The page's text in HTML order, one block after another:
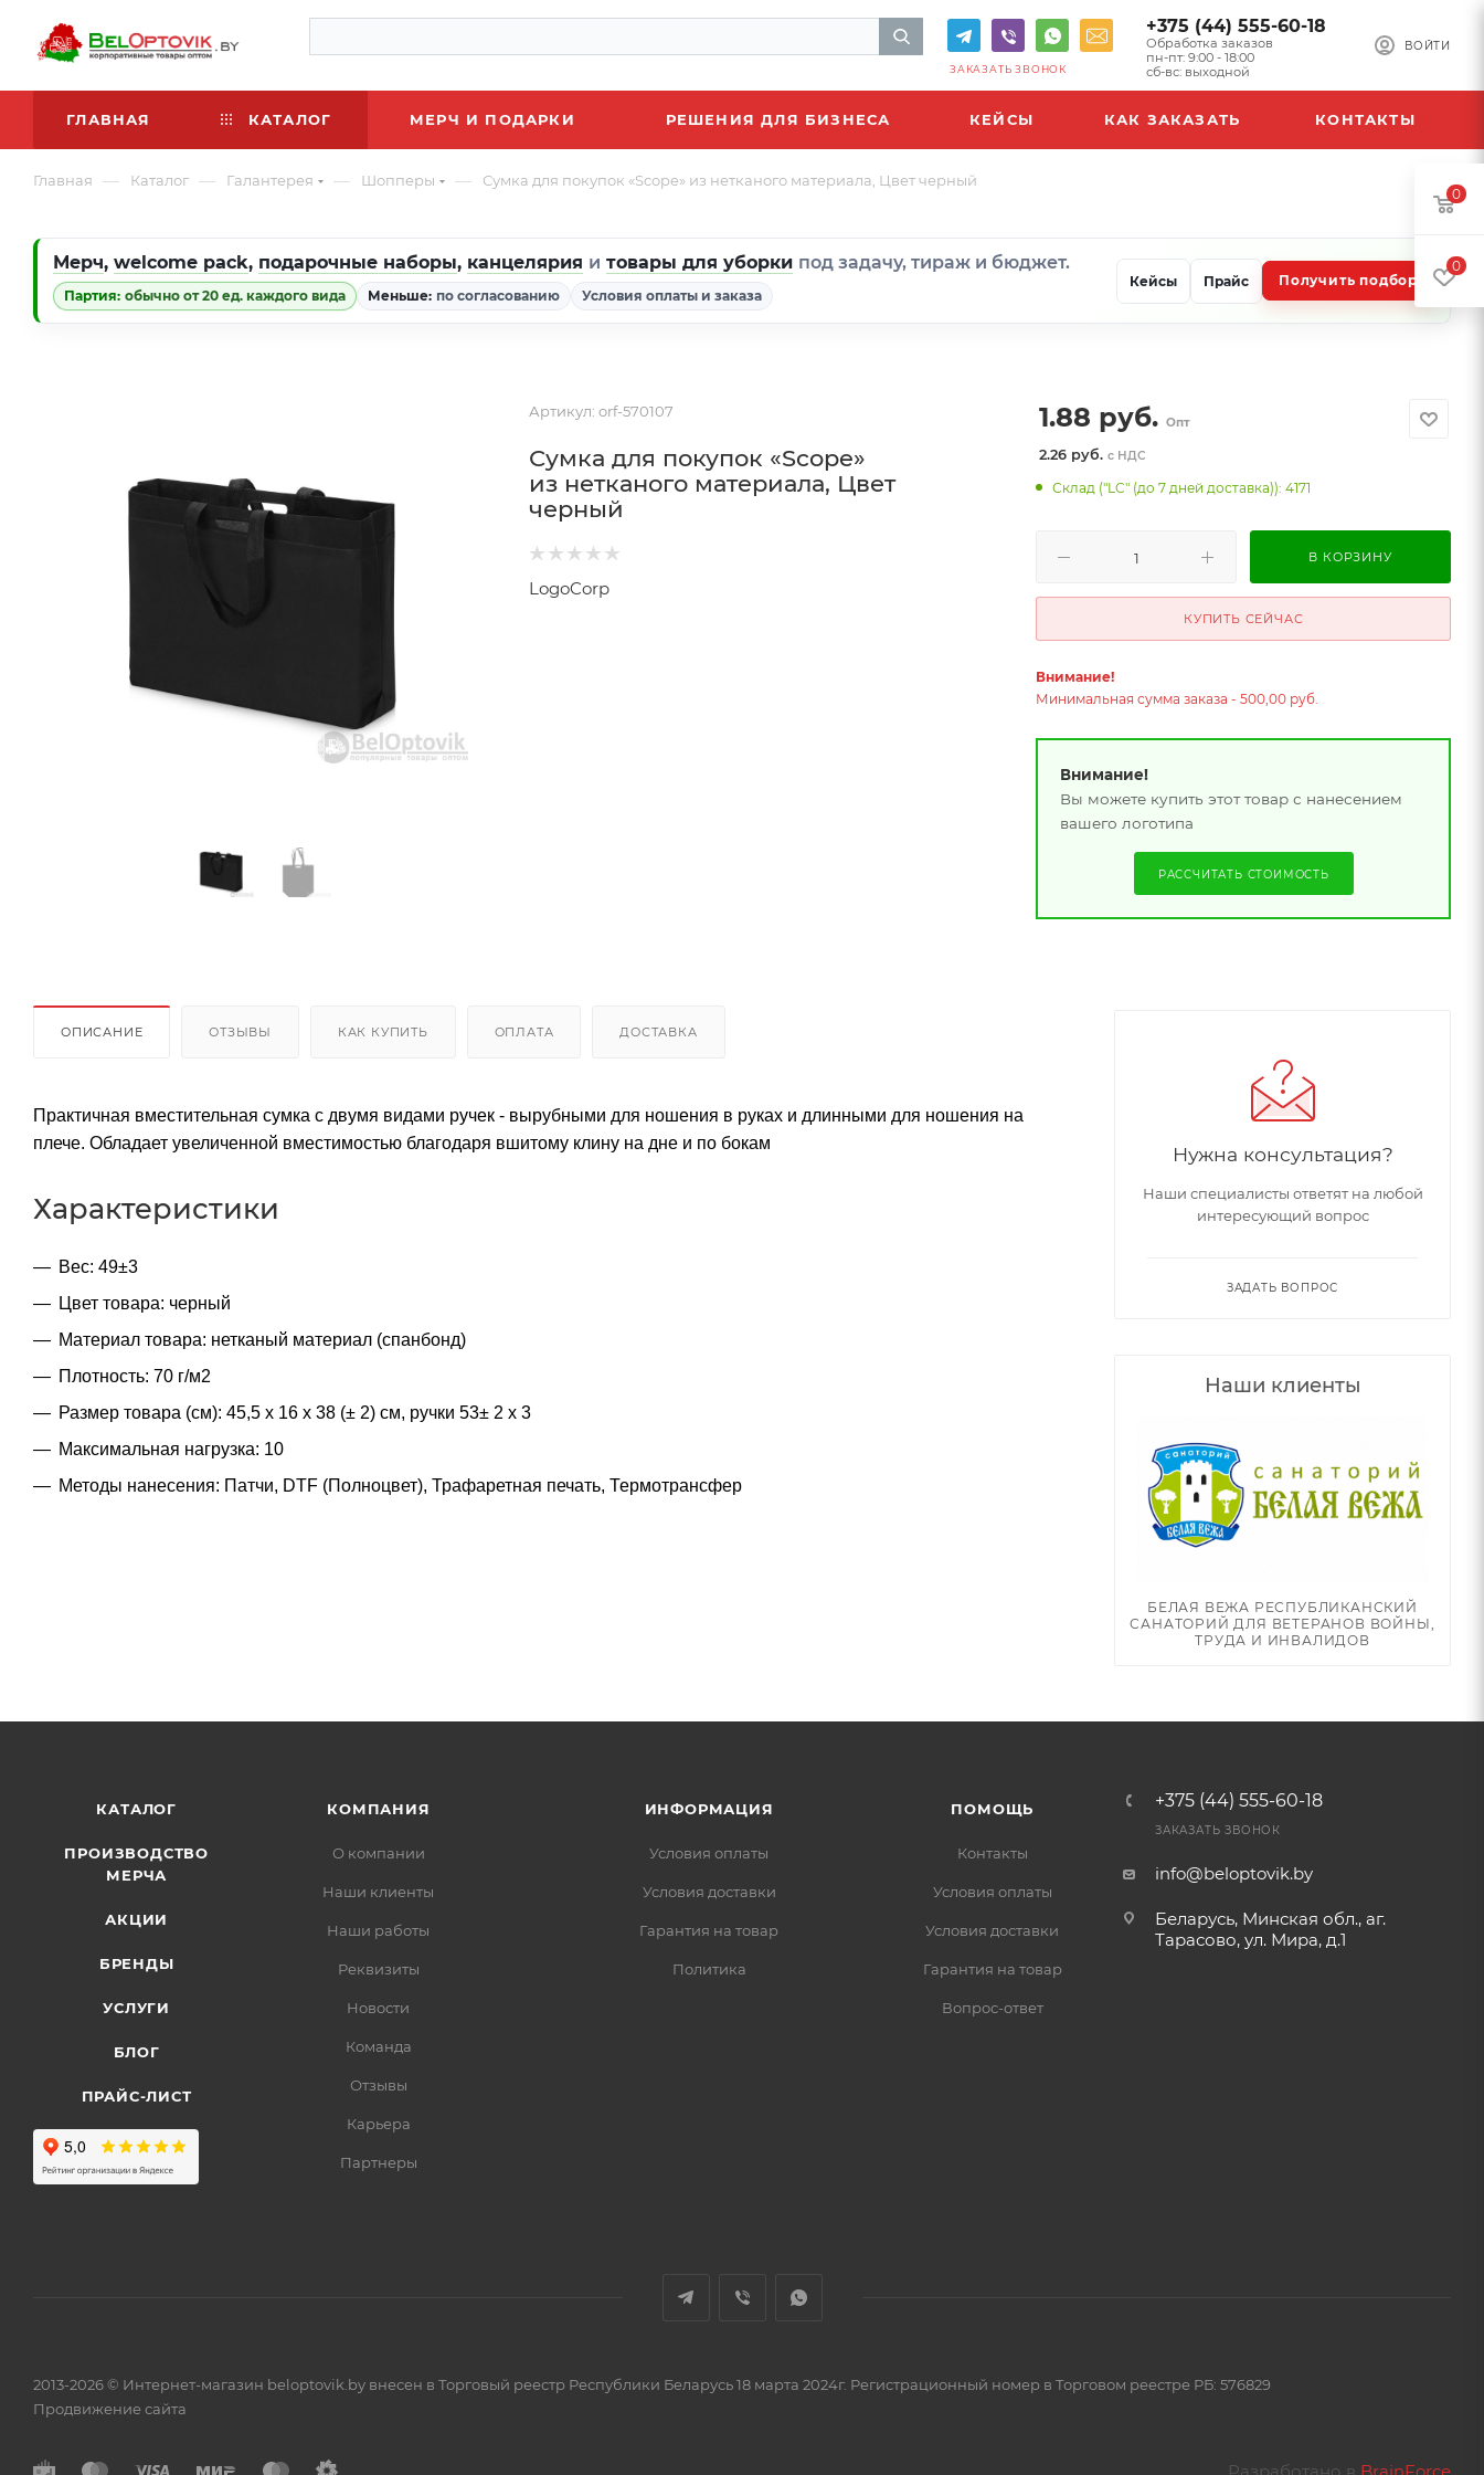
ВОЙТИ
+375 (44) 555-60-18
Обработка заказов
пн-пт: 9:00 - 18:00
сб-вс: выходной
ЗАКАЗАТЬ ЗВОНОК
ГЛАВНАЯ КАТАЛОГ МЕРЧ И ПОДАРКИ РЕШЕНИЯ ДЛЯ БИЗНЕСА КЕЙСЫ КАК ЗАКАЗАТЬ КОНТАКТЫ
Главная — Каталог — Галантерея — Шопперы — Сумка для покупок «Scope» из нетканого материала, Цвет черный
Мерч, welcome pack, подарочные наборы, канцелярия и товары для уборки под задачу, тираж и бюджет.
Партия: обычно от 20 ед. каждого вида Меньше: по согласованию Условия оплаты и заказа
Кейсы Прайс Получить подбор
Артикул: orf-570107
Сумка для покупок «Scope»
из нетканого материала, Цвет
черный
LogoCorp
1.88 руб. Опт
2.26 руб.с НДС
Склад ("LC" (до 7 дней доставка)): 4171
В КОРЗИНУ
КУПИТЬ СЕЙЧАС
Внимание!
Минимальная сумма заказа - 500,00 руб.
Внимание!
Вы можете купить этот товар с нанесением
вашего логотипа
РАССЧИТАТЬ СТОИМОСТЬ
ОПИСАНИЕ ОТЗЫВЫ КАК КУПИТЬ ОПЛАТА ДОСТАВКА
Практичная вместительная сумка с двумя видами ручек - вырубными для ношения в руках и длинными для ношения на
плече. Обладает увеличенной вместимостью благодаря вшитому клину на дне и по бокам
Характеристики
Вес: 49±3
Цвет товара: черный
Материал товара: нетканый материал (спанбонд)
Плотность: 70 г/м2
Размер товара (см): 45,5 х 16 х 38 (± 2) см, ручки 53± 2 х 3
Максимальная нагрузка: 10
Методы нанесения: Патчи, DTF (Полноцвет), Трафаретная печать, Термотрансфер
Нужна консультация?
Наши специалисты ответят на любой
интересующий вопрос
ЗАДАТЬ ВОПРОС
Наши клиенты
БЕЛАЯ ВЕЖА РЕСПУБЛИКАНСКИЙ
САНАТОРИЙ ДЛЯ ВЕТЕРАНОВ ВОЙНЫ,
ТРУДА И ИНВАЛИДОВ
КАТАЛОГ
ПРОИЗВОДСТВО
МЕРЧА
АКЦИИ
БРЕНДЫ
УСЛУГИ
БЛОГ
ПРАЙС-ЛИСТ
КОМПАНИЯ
О компании
Наши клиенты
Наши работы
Реквизиты
Новости
Команда
Отзывы
Карьера
Партнеры
ИНФОРМАЦИЯ
Условия оплаты
Условия доставки
Гарантия на товар
Политика
ПОМОЩЬ
Контакты
Условия оплаты
Условия доставки
Гарантия на товар
Вопрос-ответ
+375 (44) 555-60-18
ЗАКАЗАТЬ ЗВОНОК
info@beloptovik.by
Беларусь, Минская обл., аг.
Тарасово, ул. Мира, д.1
2013-2026 © Интернет-магазин beloptovik.by внесен в Торговый реестр Республики Беларусь 18 марта 2024г. Регистрационный номер в Торговом реестре РБ: 576829
Продвижение сайта
Разработано в BrainForce
0
0